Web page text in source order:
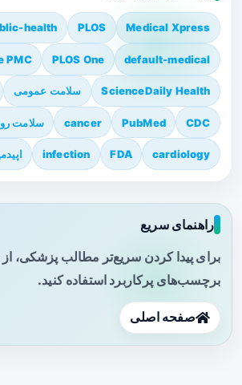
Medical Xpress
PLOS
health
default-medical
PLOS One
PMC
ScienceDaily Health سلامت عمومی
CDC
PubMed
cancer سلامت
cardiology
FDA
infection
راهنمای سریع
برای پیدا کردن سریع‌تر مطالب پزشکی، از
برچسب‌های پرکاربرد استفاده کنید.
صفحه اصلی